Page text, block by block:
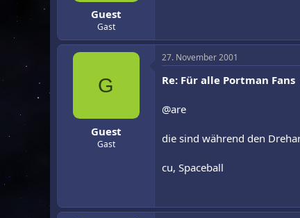
Guest
Gast
G
Guest
Gast
27. November 2001
Re: Für alle Portman Fans
@are
die sind während den
cu, Spaceball